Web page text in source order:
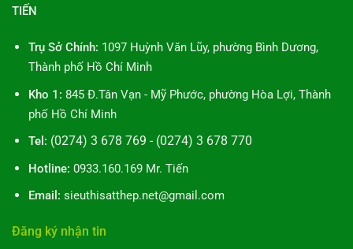
TIẾN
Trụ Sở Chính: 1097 Huỳnh Văn Lũy, phường Bình Dương,
Thành phố Hồ Chí Minh
Kho 1: 845 Đ.Tân Vạn - Mỹ Phước, phường Hòa Lợi, Thành
phố Hồ Chí Minh
Tel: (0274) 3 678 769 - (0274) 3 678 770
Hotline: 0933.160.169 Mr. Tiến
Email: sieuthisatthep.net@gmail.com
Đăng ký nhận tin